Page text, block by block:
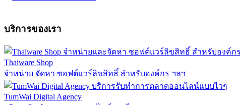
บริการของเรา
Thaiware Shop
จำหน่าย จัดหา ซอฟต์แวร์ลิขสิทธิ์ สำหรับองค์กร ฯลฯ
TumWai Digital Agency